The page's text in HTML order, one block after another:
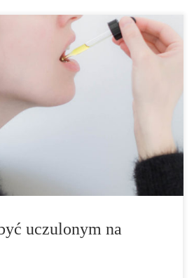
na marihuanę? Jak wyglądałyby
związku z tym, że marihuana staje się
i jest coraz mniejszym tabu, zarówno
użytkownicy stają się bardziej
ciała reagują na tę roślinę. U osób z
czy pokarmowymi, może
mogę być […]
uczulonym na